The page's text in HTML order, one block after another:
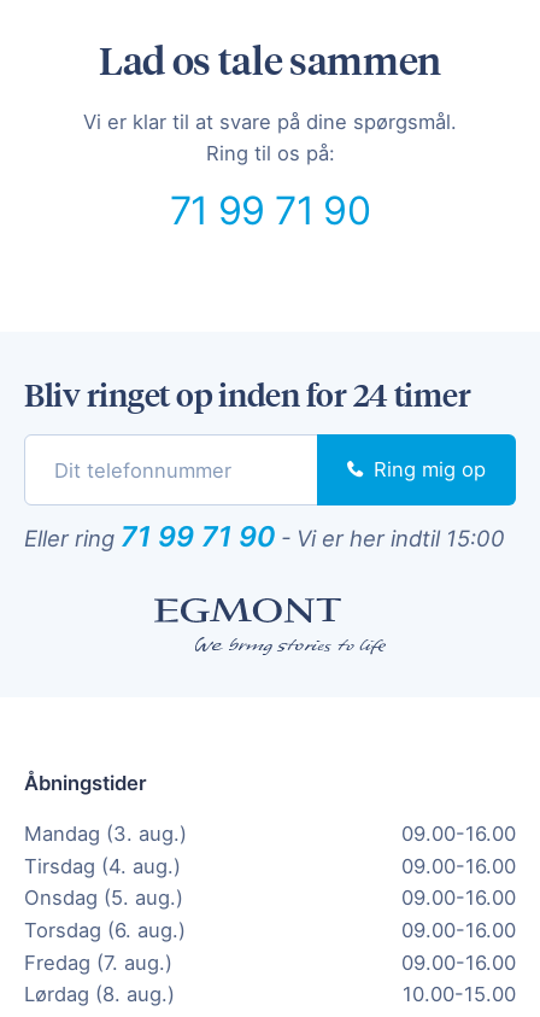
Lad os tale sammen
Vi er klar til at svare på dine spørgsmål.
Ring til os på:
71 99 71 90
Bliv ringet op inden for 24 timer
Ring mig op
Eller ring 71 99 71 90 - Vi er her indtil 15:00
Åbningstider
Mandag (3. aug.)
09.00-16.00
Tirsdag (4. aug.)
09.00-16.00
Onsdag (5. aug.)
09.00-16.00
Torsdag (6. aug.)
09.00-16.00
Fredag (7. aug.)
09.00-16.00
Lørdag (8. aug.)
10.00-15.00